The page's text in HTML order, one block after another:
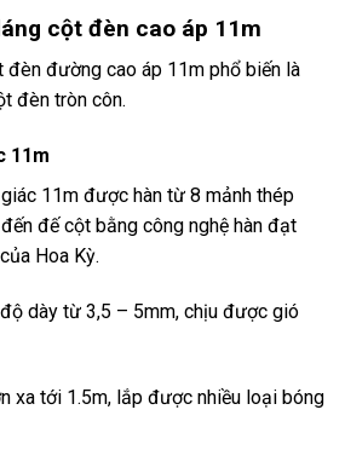
cột đèn cao áp 11m
đèn đường cao áp 11m phổ biến là
đèn tròn côn.
11m
11m được hàn từ 8 mảnh thép
đế cột bằng công nghệ hàn đạt
Hoa Kỳ.
dày từ 3,5 – 5mm, chịu được gió
xa tới 1.5m, lắp được nhiều loại bóng